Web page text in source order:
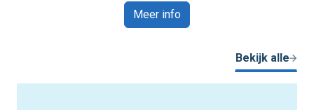
Meer info
Bekijk alle